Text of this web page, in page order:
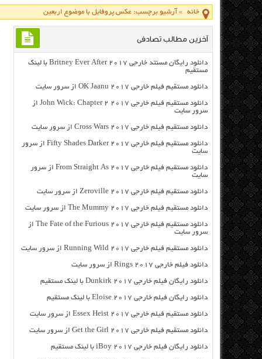
خانه » آرشیو برچسب: عکس پروفایل با موضوع اربعین
آخرین مطالب تصادفی
دانلود رایگان مسنتد خارجی Britney Ever After 2017 با لینک
مستقیم
دانلود مستقیم فیلم خارجی OK Jaanu 2017 از سرور سایت
دانلود مستقیم فیلم خارجی John Wick: Chapter 2 2017 از
سرور سایت
دانلود مستقیم فیلم خارجی Cross Wars 2017 از سرور سایت
دانلود مستقیم فیلم خارجی Fifty Shades Darker 2017 از سرور
سایت
دانلود مستقیم فیلم خارجی From Straight As 2017 از سرور
سایت
دانلود مستقیم فیلم خارجی Zeroville 2017 از سرور سایت
دانلود مستقیم فیلم خارجی The Mummy 2017 از سرور سایت
دانلود مستقیم فیلم خارجی The Fate of the Furious 2017 از
سرور سایت
دانلود مستقیم فیلم خارجی Running Wild 2017 از سرور سایت
دانلود فیلم خارجی Rings 2017 از سرور سایت
دانلود رایگان فیلم خارجی Dunkirk 2017 با لینک مستقیم
دانلود رایگان فیلم خارجی Eloise 2017 با لینک مستقیم
دانلود مستقیم فیلم خارجی Essex Heist 2017 از سرور سایت
دانلود مستقیم فیلم خارجی Get the Girl 2017 از سرور سایت
دانلود رایگان فیلم خارجی iBoy 2017 با لینک مستقیم